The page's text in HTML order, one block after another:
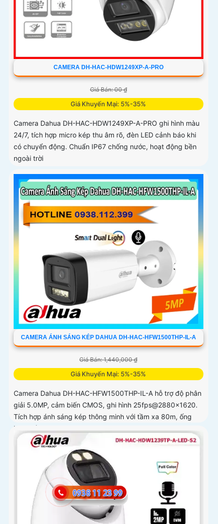
CAMERA DH-HAC-HDW1249XP-A-PRO
Giá Bán: 00 ₫
Giá Khuyến Mại: 5%-35%
Camera Dahua DH-HAC-HDW1249XP-A-PRO ghi hình màu
24/7, tích hợp micro kép thu âm rõ, đèn LED cảnh báo khi
có chuyển động. Chuẩn IP67 chống nước, hoạt động bền
ngoài trời
CAMERA ÁNH SÁNG KÉP DAHUA DH-HAC-HFW1500THP-IL-A
Giá Bán: 1,440,000 ₫
Giá Khuyến Mại: 5%-35%
Camera Dahua DH-HAC-HFW1500THP-IL-A hỗ trợ độ phân
giải 5.0MP, cảm biến CMOS, ghi hình 25fps@2880×1620.
Tích hợp ánh sáng kép thông minh với tầm xa 80m, ống
kính cố định 3. 6mm góc nhìn 90